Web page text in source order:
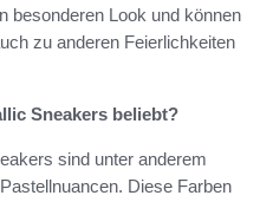
besonderen Look und können
zu anderen Feierlichkeiten
Sneakers beliebt?
sind unter anderem
Diese Farben